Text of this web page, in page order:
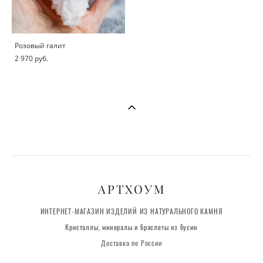
Розовый галит
2 970 pуб.
АРТХОУМ
ИНТЕРНЕТ-МАГАЗИН ИЗДЕЛИЙ ИЗ НАТУРАЛЬНОГО КАМНЯ
Кристаллы, минералы и браслеты из бусин
Доставка по России